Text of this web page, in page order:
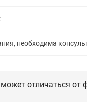
необходима
отличаться от